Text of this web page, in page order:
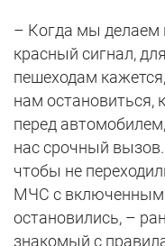
– Когда мы делаем
красный сигнал,
пешеходам
нам остановиться,
перед
нас срочный
чтобы не
МЧС с
остановились, –
знакомый с